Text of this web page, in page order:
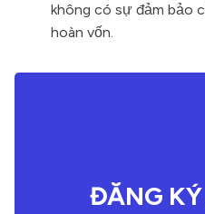
không có sự đảm bảo
hoàn vốn.
ĐĂNG